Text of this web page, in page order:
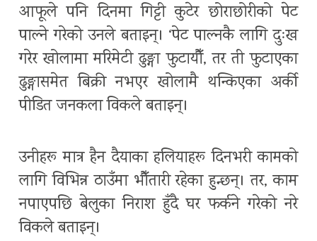
आफूले पनि दिनमा गिट्टी कुटेर छोराछोरीको पेट
पाल्ने गरेको उनले बताइन्। ‘पेट पाल्नकै लागि दुःख
गरेर खोलामा मरिमेटी ढुङ्गा फुटायौँ, तर ती फुटाएका
ढुङ्गासमेत बिक्री नभएर खोलामै थन्किएका अर्की
पीडित जनकला विकले बताइन्।
उनीहरू मात्र हैन दैयाका हलियाहरू दिनभरी कामको
लागि विभिन्न ठाउँमा भौँतारी रहेका हुन्छन्। तर, काम
नपाएपछि बेलुका निराश हुँदै घर फर्कने गरेको नरे
विकले बताइन्।